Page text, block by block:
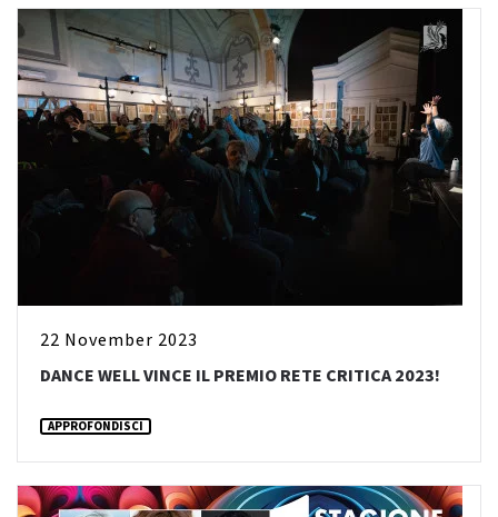
22 November 2023
DANCE WELL VINCE IL PREMIO RETE CRITICA 2023!
APPROFONDISCI